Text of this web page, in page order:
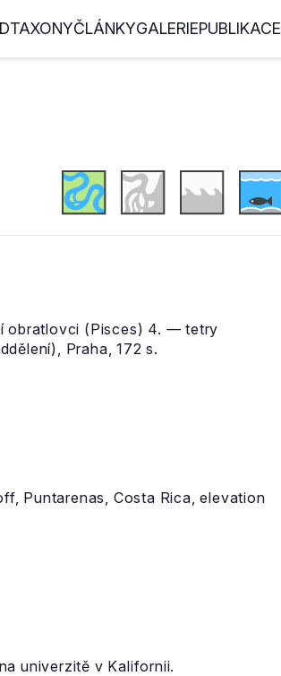
TAXONYČLÁNKYGALERIEPUBLIKACE
obratlovci (Pisces) 4. — tetry
Praha, 172 s.
Puntarenas, Costa Rica, elevation
univerzitě v Kalifornii.